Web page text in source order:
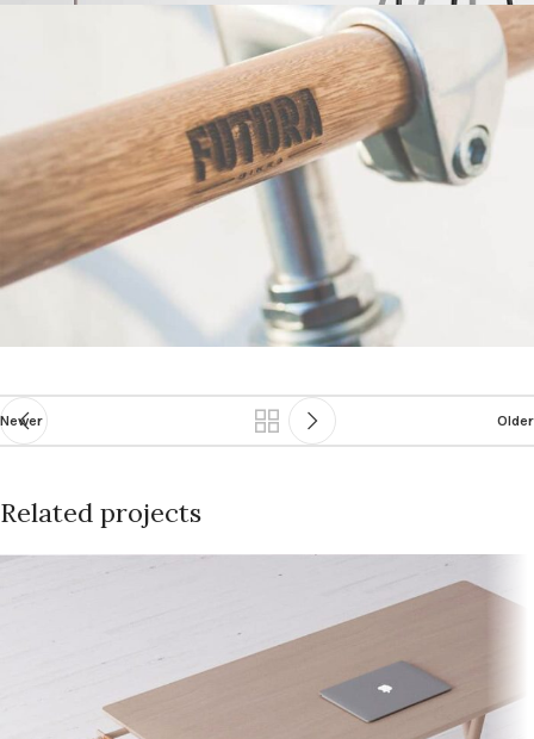
Newer Older
Related projects